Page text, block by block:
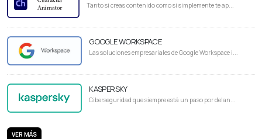
Tanto si creas contenido como si simplemente te ap...
GOOGLE WORKSPACE
Las soluciones empresariales de Google Workspace i...
KASPERSKY
Ciberseguridad que siempre está un paso por delan...
VER MÁS